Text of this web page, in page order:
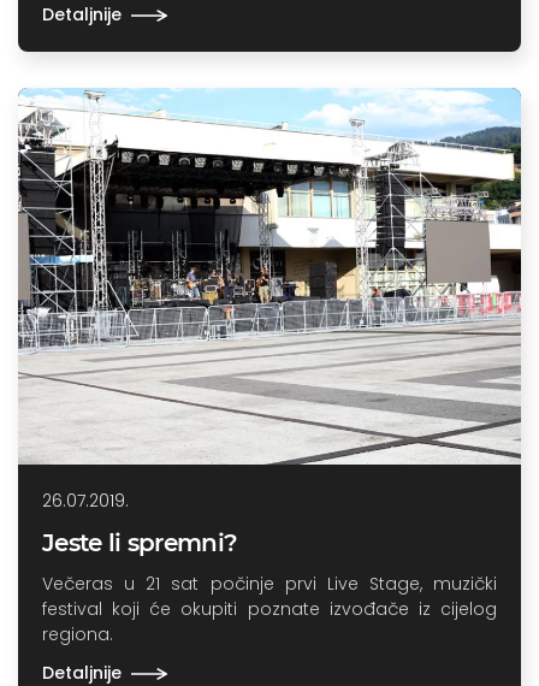
Detaljnije
26.07.2019.
Jeste li spremni?
Večeras u 21 sat počinje prvi Live Stage, muzički
festival koji će okupiti poznate izvođače iz cijelog
regiona.
Detaljnije